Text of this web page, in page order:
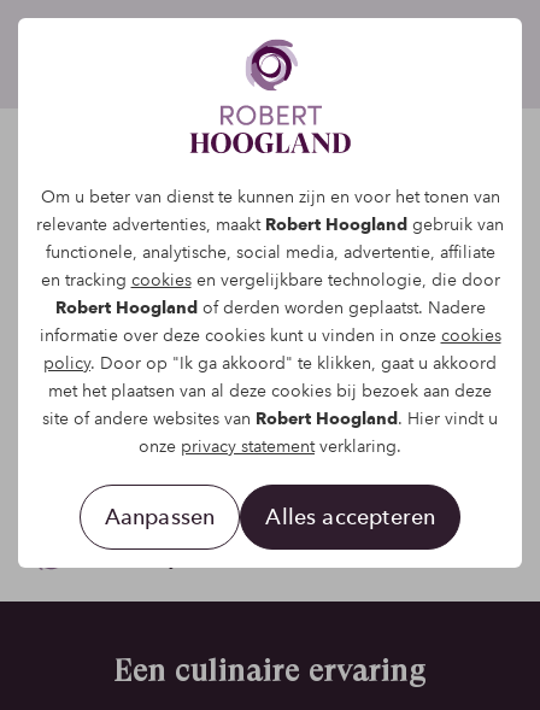
Om u beter van dienst te kunnen zijn en voor het tonen van
relevante advertenties, maakt Robert Hoogland gebruik van
functionele, analytische, social media, advertentie, affiliate
en tracking cookiesen vergelijkbare technologie, die door
Robert Hoogland of derden worden geplaatst. Nadere
informatie over deze cookies kunt u vinden in onze cookies
policy. Door op "Ik ga akkoord" te klikken, gaat u akkoord
met het plaatsen van al deze cookies bij bezoek aan deze
site of andere websites van Robert Hoogland. Hier vindt u
onze privacy statementverklaring.
Aanpassen Alles accepteren
Mijn wereld van
smaak en
beleving.
Over Hoogland
Vinoloog, liquorist
Chef-kok
Proeverijen
Een culinaire ervaring